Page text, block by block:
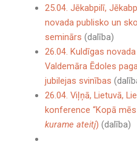
25.04. Jēkabpilī,
novada publisko un
seminārs (dalība)
26.04. Kuldīgas
Valdemāra Ēdoles
jubilejas svinības
26.04. Viļņā, Lietuvā,
konference “Kopā
kurame ateitį) (dalība)